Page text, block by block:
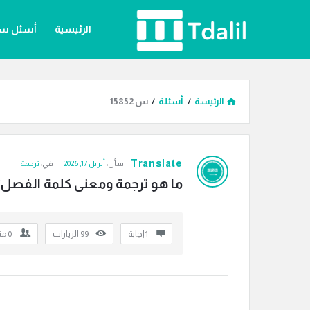
الترجمة
الترجمة
القائمة
الرئيسية أسئل
الرئيسة / أسئلة / س 15852
الترجمة
Translate سأل: أبريل 17, 2026 في: ترجمة
ما هو ترجمة ومعنى كلمة
‫1 إجابة 99 الزيارات 0